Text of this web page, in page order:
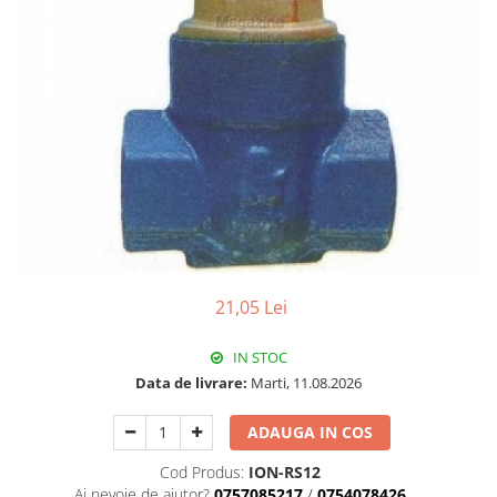
Pachet Centrale Termice
Instant pe gaz natural si GPL
Accesorii centrale pe GAZ si GPL
Cazane, Centrale si Termoseminee
cu functionare pe peleti
Centrale termice electrice
Convectoare pe gaz si convectoare
Seminee si Sobe
Radiatoare/Calorifere din otel
Radiatoare/Calorifere din otel
Radiatoare/Calorifere Copa
21,05 Lei
IN STOC
Data de livrare: Marti, 11.08.2026
ADAUGA IN COS
Cod Produs: ION-RS12